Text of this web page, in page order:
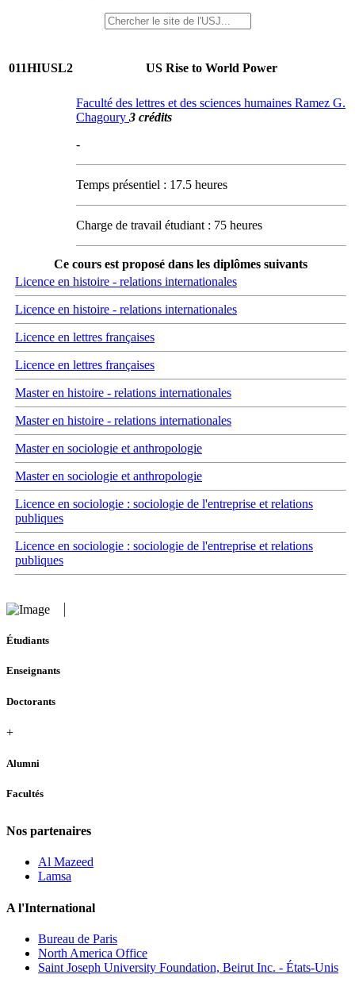
011HIUSL2 US Rise to World Power
Faculté des lettres et des sciences humaines Ramez G.
Chagoury 3 crédits
-
Temps présentiel : 17.5 heures
Charge de travail étudiant : 75 heures
Ce cours est proposé dans les diplômes suivants
Licence en histoire - relations internationales
Licence en histoire - relations internationales
Licence en lettres françaises
Licence en lettres françaises
Master en histoire - relations internationales
Master en histoire - relations internationales
Master en sociologie et anthropologie
Master en sociologie et anthropologie
Licence en sociologie : sociologie de l'entreprise et relations
publiques
Licence en sociologie : sociologie de l'entreprise et relations
publiques
Étudiants
Enseignants
Doctorants
+
Alumni
Facultés
Nos partenaires
Al Mazeed
Lamsa
A l'International
Bureau de Paris
North America Office
Saint Joseph University Foundation, Beirut Inc. - États-Unis